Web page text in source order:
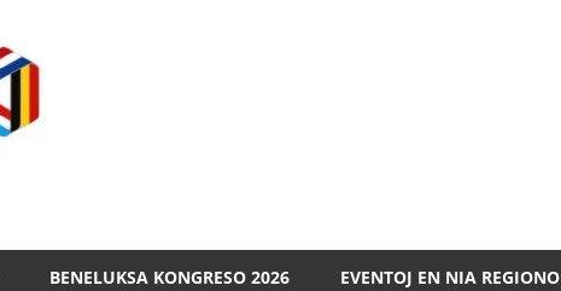
BENELUKSA KONGRESO 2026 EVENTOJ EN NIA REGIONO